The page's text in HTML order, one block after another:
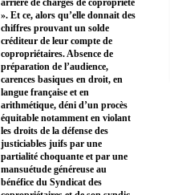
arriéré de charges de copropriété
». Et ce, alors qu’elle donnait des
chiffres prouvant un solde
créditeur de leur compte de
copropriétaires. Absence de
préparation de l’audience,
carences basiques en droit, en
langue française et en
arithmétique, déni d’un procès
équitable notamment en violant
les droits de la défense des
justiciables juifs par une
partialité choquante et par une
mansuétude généreuse au
bénéfice du Syndicat des